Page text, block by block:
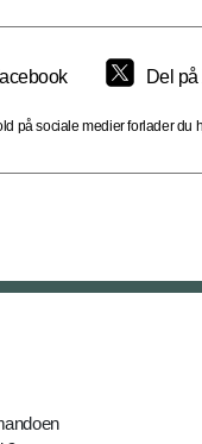
Del på
på sociale medier forlader